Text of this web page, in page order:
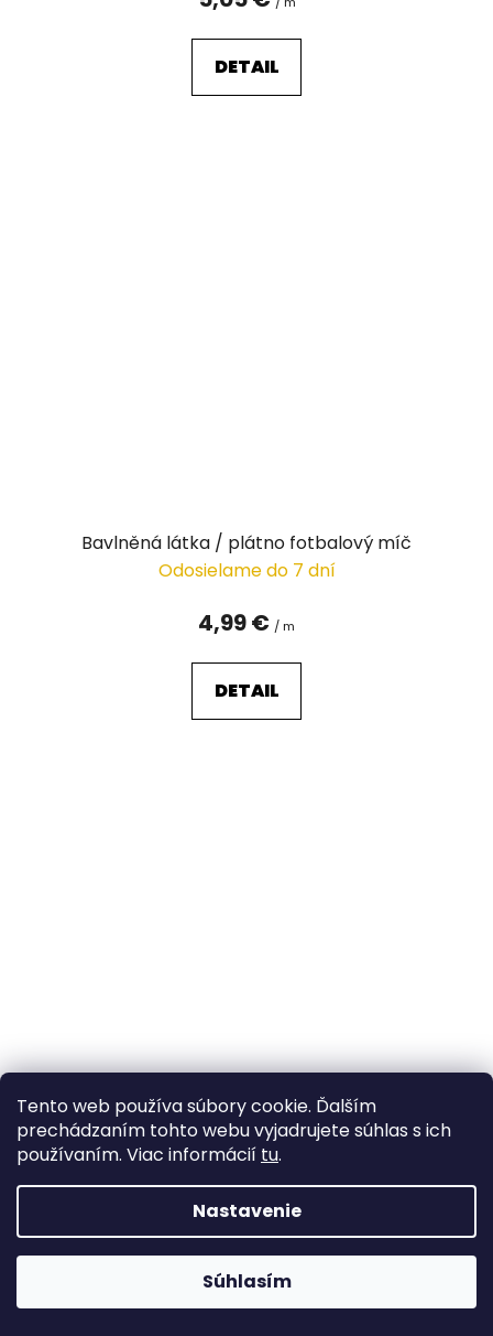
Tento web používa súbory cookie. Ďalším
prechádzaním tohto webu vyjadrujete súhlas s ich
používaním. Viac informácií tu.
Nastavenie
Súhlasím
DETAIL
Bavlněná látka / plátno fotbalový míč
Odosielame do 7 dní
4,99 € / m
DETAIL
Bavlněná látka / plátno medvídek koala
Odosielame do 7 dní
5,05 €
DETAIL